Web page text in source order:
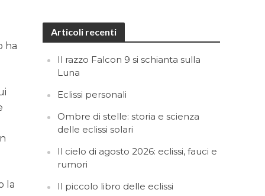
ha
la
Articoli recenti
Il razzo Falcon 9 si schianta sulla
Luna
Eclissi personali
Ombre di stelle: storia e scienza
delle eclissi solari
Il cielo di agosto 2026: eclissi, fauci e
rumori
Il piccolo libro delle eclissi